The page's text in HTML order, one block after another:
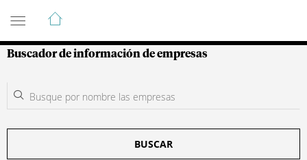
Guía de Empresas Colombianas
Buscador de información de empresas
BUSCAR